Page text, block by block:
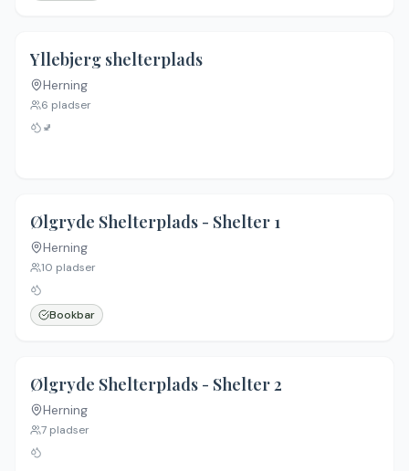
Yllebjerg shelterplads
Herning
6 pladser
🚽
Ølgryde Shelterplads - Shelter 1
Herning
10 pladser
Bookbar
Ølgryde Shelterplads - Shelter 2
Herning
7 pladser